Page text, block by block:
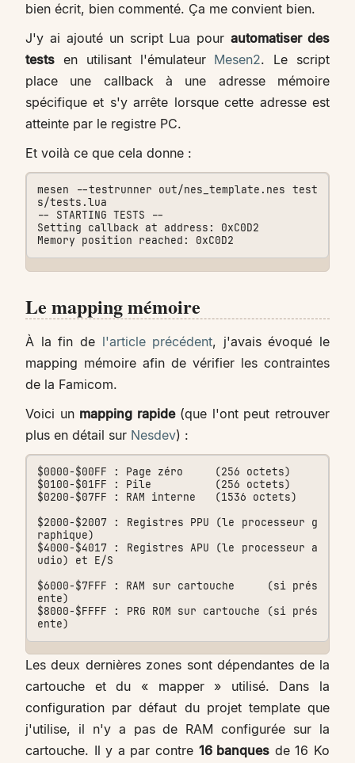
bien écrit, bien commenté. Ça me convient bien.
J'y ai ajouté un script Lua pourautomatiser des
tests en utilisant l'émulateur Mesen2. Le script
place une callback à une adresse mémoire
spécifique et s'y arrête lorsque cette adresse est
atteinte par le registre PC.
Et voilà ce que cela donne :
mesen --testrunner out/nes_template.nes test
s/tests.lua
-- STARTING TESTS --
Setting callback at address: 0xC0D2
Le mapping mémoire
À la fin de l'article précédent, j'avais évoqué le
mapping mémoire afin de vérifier les contraintes
de la Famicom.
Voici un mapping rapide(que l'ont peut retrouver
plus en détail sur Nesdev) :
$0000-$00FF : Page zéro     (256 octets)
$0100-$01FF : Pile          (256 octets)
$0200-$07FF : RAM interne   (1536 octets)
$2000-$2007 : Registres PPU (le processeur g
raphique)
$4000-$4017 : Registres APU (le processeur a
udio) et E/S
$6000-$7FFF : RAM sur cartouche     (si prés
ente)
$8000-$FFFF : PRG ROM sur cartouche (si prés
Les deux dernières zones sont dépendantes de la
cartouche et du « mapper » utilisé. Dans la
configuration par défaut du projet template que
j'utilise, il n'y a pas de RAM configurée sur la
cartouche. Il y a par contre 16 banques de 16 Ko